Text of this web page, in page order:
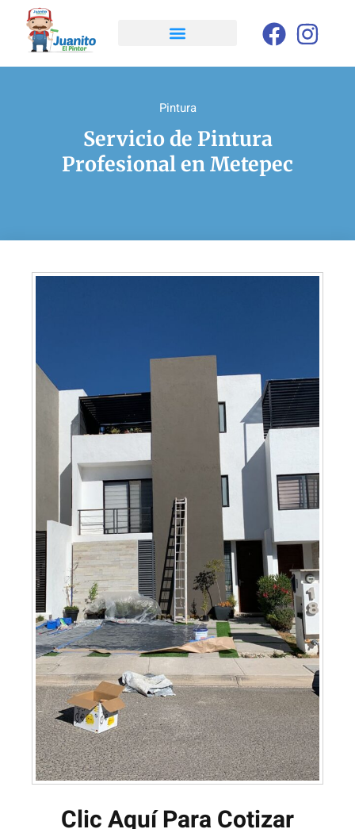
Pintura
Servicio de Pintura
Profesional en Metepec
Clic Aquí Para Cotizar​